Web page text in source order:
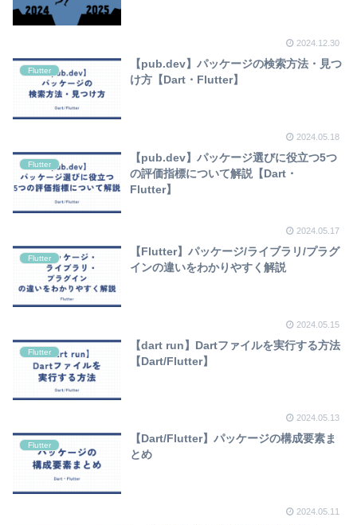
2024.12.30
Flutter
【pub.dev】パッケージの検索方法・見つ
け方【Dart・Flutter】
2024.05.18
Flutter
【pub.dev】パッケージ選びに役立つ5つ
の評価指標について解説【Dart・
Flutter】
2024.05.17
Flutter
【Flutter】パッケージ/ライブラリ/プラグ
インの違いをわかりやすく解説
2024.05.15
Flutter
【dart run】Dartファイルを実行する方法
【Dart/Flutter】
2024.05.13
Flutter
【Dart/Flutter】パッケージの構成要素ま
とめ
2024.05.11